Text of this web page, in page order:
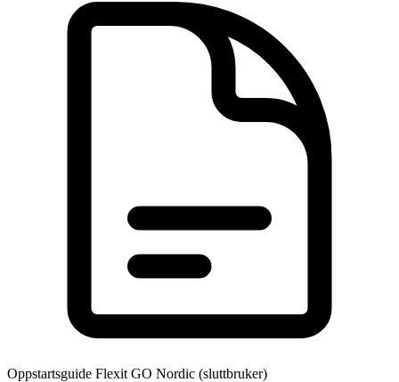
Oppstartsguide Flexit GO Nordic (sluttbruker)